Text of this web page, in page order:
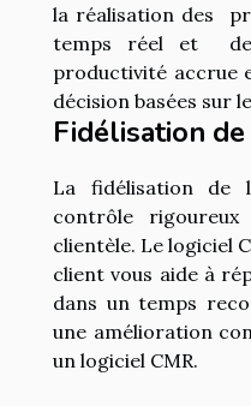
la réalisation des
temps réel et
productivité accrue
décision basées sur
Fidélisation
La fidélisation de
contrôle
clientèle. Le logiciel
client vous aide à
dans un temps
une amélioration
un logiciel CMR.